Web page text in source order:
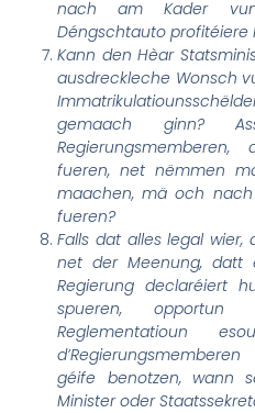
nach am Kader
Déngschtauto profitéiere
Kann den Hèar
ausdreckleche Wonsch
gemaach ginn?
fueren, net nëmmen
maachen, mä och
fueren?
Falls dat alles legal wier,
net der Meenung,
Regierung declaréiert
spueren,
Reglementatioun
géife benotzen, wann
Minister oder